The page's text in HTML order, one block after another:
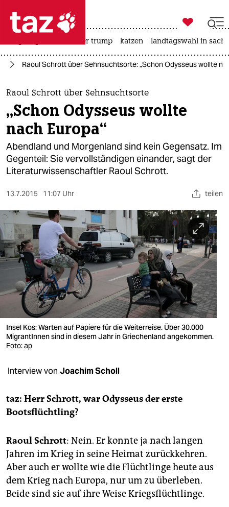
 taz zahl ich
taz zahl ich
themen
politik
öko
gesellschaft
sport
berlin
nord
wahrheit
verlag
verlag
veranstaltungen
unterstützen
genossenschaft
epaper login

taz zahl ich
usa unter trump katzen landtagswahl in
Raoul Schrott über Sehnsuchtsorte: „Schon Odysseus wollte
Raoul Schrott über Sehnsuchtsorte
„Schon Odysseus wollte
nach Europa“
Abendland und Morgenland sind kein Gegensatz. Im
Gegenteil: Sie vervollständigen einander, sagt der
Literaturwissenschaftler Raoul Schrott.
13.7.2015 11:07 Uhr teilen
Insel Kos: Warten auf Papiere für die Weiterreise. Über 30.000
MigrantInnen sind in diesem Jahr in Griechenland angekommen.
Foto: ap
Interview von Joachim Scholl
taz: Herr Schrott, war Odysseus der erste
Bootsflüchtling?
Raoul Schrott: Nein. Er konnte ja nach langen
Jahren im Krieg in seine Heimat zurückkehren.
Aber auch er wollte wie die Flüchtlinge heute aus
dem Krieg nach Europa, nur um zu überleben.
Beide sind sie auf ihre Weise Kriegsflüchtlinge.